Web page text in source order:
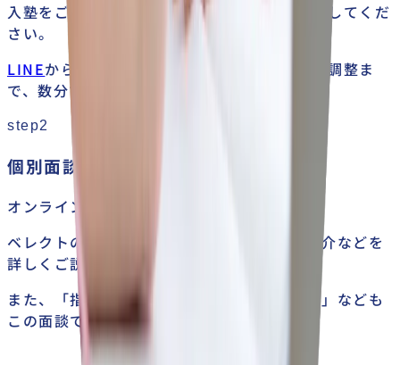
入塾をご希望の方は、まずは公式LINEを追加してくだ
さい。
LINEからそのまま個別面談の申し込みや日程調整ま
で、数分で完了します。
step2
個別面談【90分】
オンラインで90分の個別面談を行います。
ベレクトの方針や授業スタイル、講師陣の紹介などを
詳しくご説明し、体験授業も行います。
また、「指導科目」「希望講師」「学習状況」なども
この面談で丁寧にお伺いします。